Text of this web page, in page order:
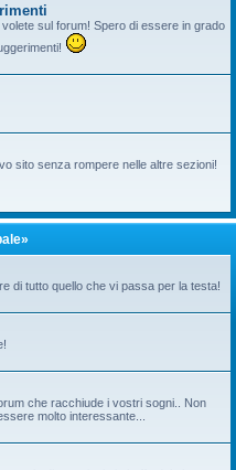
sul forum! Spero di essere in grado
sito senza rompere nelle altre sezioni!
di tutto quello che vi passa per la testa!
che racchiude i vostri sogni.. Non
molto interessante...